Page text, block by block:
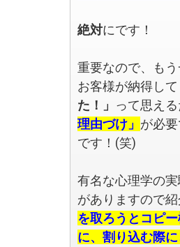
絶対にです！
重要なので、もう
お客様が納得して
た！」 って思える
理由づけ」 が必要
です！(笑)
有名な心理学の
がありますので紹
を取ろうとコピ
に、割り込む際